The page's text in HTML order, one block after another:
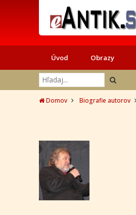
Úvod Obrazy
Domov Biografie autorov